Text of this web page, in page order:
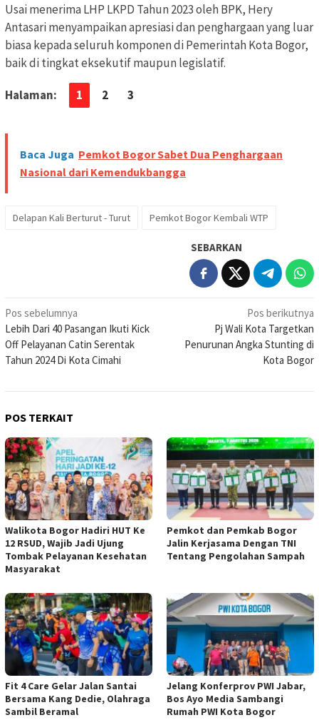
Usai menerima LHP LKPD Tahun 2023 oleh BPK, Hery
Antasari menyampaikan apresiasi dan penghargaan yang luar
biasa kepada seluruh komponen di Pemerintah Kota Bogor,
baik di tingkat eksekutif maupun legislatif.
Halaman: 1 2 3
Baca Juga Pemkot Bogor Sabet Dua Penghargaan
Nasional dari Kemendukbangga
Delapan Kali Berturut - Turut Pemkot Bogor Kembali WTP
SEBARKAN
Navigasi
pos
Pos sebelumnya
Lebih Dari 40 Pasangan Ikuti Kick
Off Pelayanan Catin Serentak
Tahun 2024 Di Kota Cimahi
Pos berikutnya
Pj Wali Kota Targetkan
Penurunan Angka Stunting di
Kota Bogor
POS TERKAIT
Walikota Bogor Hadiri HUT Ke
12 RSUD, Wajib Jadi Ujung
Tombak Pelayanan Kesehatan
Masyarakat
Pemkot dan Pemkab Bogor
Jalin Kerjasama Dengan TNI
Tentang Pengolahan Sampah
Fit 4 Care Gelar Jalan Santai
Bersama Kang Dedie, Olahraga
Sambil Beramal
Jelang Konferprov PWI Jabar,
Bos Ayo Media Sambangi
Rumah PWI Kota Bogor